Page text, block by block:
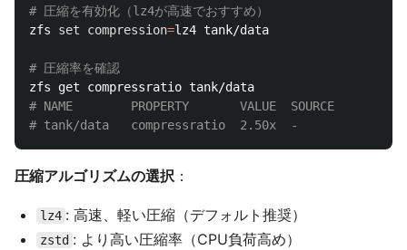
# 圧縮を有効化（lz4が高速でおすすめ）
zfs set compression=lz4 tank/data
# 圧縮率を確認
# NAME        PROPERTY       VALUE  SOURCE
# tank/data   compressratio  2.50x  -
圧縮アルゴリズムの選択 ：
lz4 : 高速、軽い圧縮（デフォルト推奨）
zstd : より高い圧縮率（CPU負荷高め）